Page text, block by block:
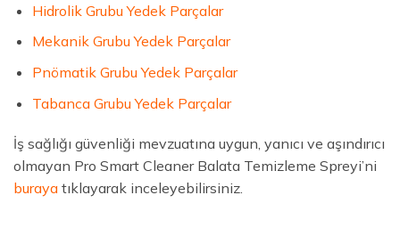
Hidrolik Grubu Yedek Parçalar
Mekanik Grubu Yedek Parçalar
Pnömatik Grubu Yedek Parçalar
Tabanca Grubu Yedek Parçalar
İş sağlığı güvenliği mevzuatına uygun, yanıcı ve aşındırıcı
olmayan Pro Smart Cleaner Balata Temizleme Spreyi’ni
buraya tıklayarak inceleyebilirsiniz.